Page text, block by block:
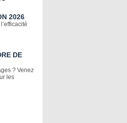
2026
DE
? Venez
les